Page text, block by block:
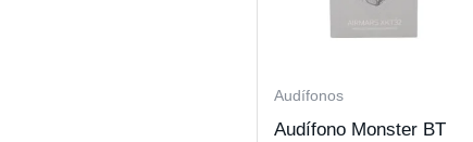
Audífonos
Audífono Monster BT